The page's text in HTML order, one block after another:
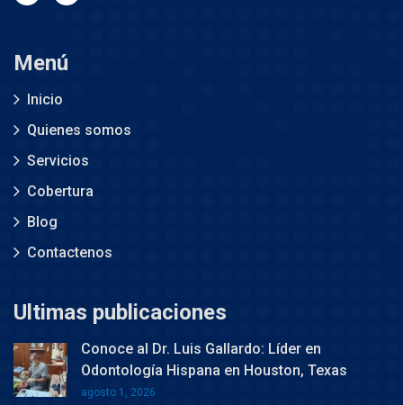
Menú
Inicio
Quienes somos
Servicios
Cobertura
Blog
Contactenos
Ultimas publicaciones
Conoce al Dr. Luis Gallardo: Líder en
Odontología Hispana en Houston, Texas
agosto 1, 2026